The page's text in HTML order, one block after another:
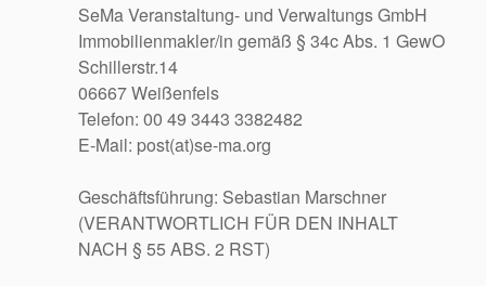
SeMa Veranstaltung- und Verwaltungs GmbH
Immobilienmakler/in gemäß § 34c Abs. 1 GewO
Schillerstr.14
06667 Weißenfels
Telefon: 00 49 3443 3382482
E-Mail: post(at)se-ma.org
Geschäftsführung: Sebastian Marschner
(VERANTWORTLICH FÜR DEN INHALT
NACH § 55 ABS. 2 RST)